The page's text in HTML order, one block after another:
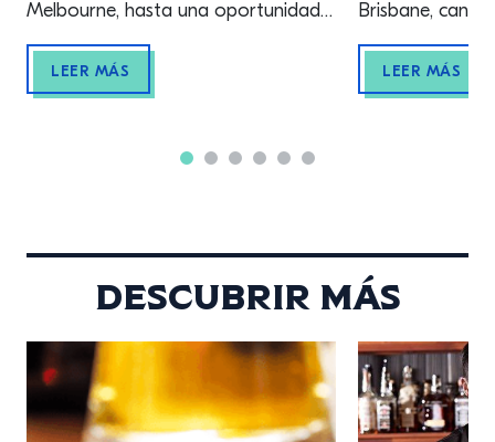
Melbourne, hasta una oportunidad
clave en Milk & Honey de Nueva
York, Sam Ross de Attaboy exalta
las virtudes de una base sólida en la
bartender en Melbourne siendo un
de […]
LEER MÁS
Brisbane,
para crear arte
Explica cómo
entrelazan:
LEER MÁS
Descubrir más